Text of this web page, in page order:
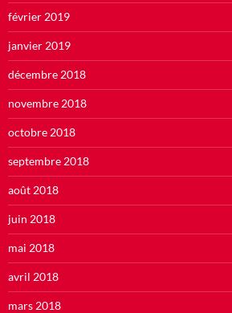
février 2019
janvier 2019
décembre 2018
novembre 2018
octobre 2018
septembre 2018
août 2018
juin 2018
mai 2018
avril 2018
mars 2018